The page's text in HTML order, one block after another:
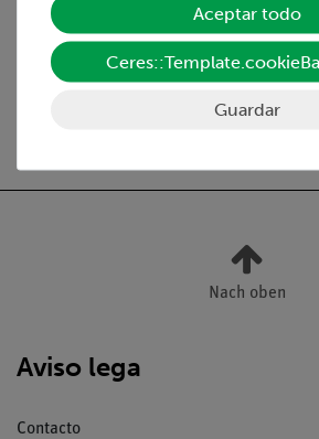
Medios / Descargas
Nach oben
Aviso lega
Contacto
Aceptar todo
Guardar